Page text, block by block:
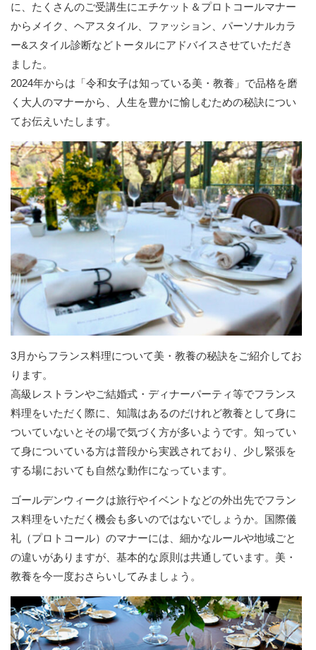
に、たくさんのご受講生にエチケット＆プロトコールマナー
からメイク、ヘアスタイル、ファッション、パーソナルカラ
ー&スタイル診断などトータルにアドバイスさせていただき
ました。
2024年からは「令和女子は知っている美・教養」で品格を磨
く大人のマナーから、人生を豊かに愉しむための秘訣につい
てお伝えいたします。
3月からフランス料理について美・教養の秘訣をご紹介してお
ります。
高級レストランやご結婚式・ディナーパーティ等でフランス
料理をいただく際に、知識はあるのだけれど教養として身に
ついていないとその場で気づく方が多いようです。知ってい
て身についている方は普段から実践されており、少し緊張を
する場においても自然な動作になっています。
ゴールデンウィークは旅行やイベントなどの外出先でフラン
ス料理をいただく機会も多いのではないでしょうか。国際儀
礼（プロトコール）のマナーには、細かなルールや地域ごと
の違いがありますが、基本的な原則は共通しています。美・
教養を今一度おさらいしてみましょう。